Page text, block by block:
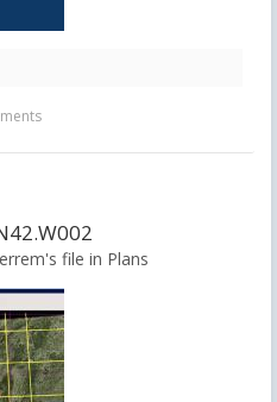
file in Plans